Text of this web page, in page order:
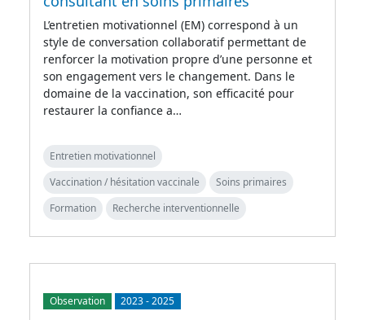
L’entretien motivationnel (EM) correspond à un
style de conversation collaboratif permettant de
renforcer la motivation propre d’une personne et
son engagement vers le changement. Dans le
domaine de la vaccination, son efficacité pour
restaurer la confiance a…
Entretien motivationnel
Vaccination / hésitation vaccinale
Soins primaires
Formation
Recherche interventionnelle
Observation 2023-2025